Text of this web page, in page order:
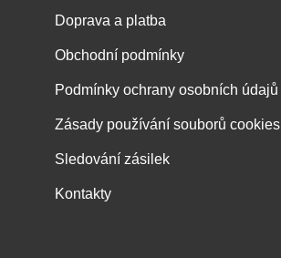
Doprava a platba
Obchodní podmínky
Podmínky ochrany osobních údajů
Zásady používání souborů cookies
Sledování zásilek
Kontakty